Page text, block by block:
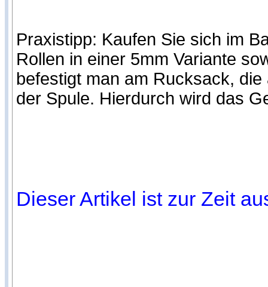
Praxistipp: Kaufen Sie sich im
Rollen in einer 5mm Variante
befestigt man am Rucksack,
der Spule. Hierdurch wird das
Dieser Artikel ist zur Zeit